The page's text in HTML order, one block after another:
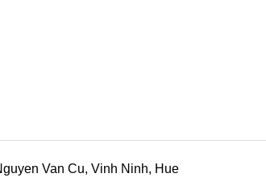
Van Cu, Vinh Ninh, Hue